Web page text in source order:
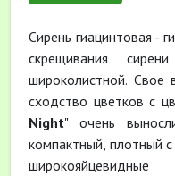
Сирень гиацинтовая -
скрещивания
широколистной. Свое
сходство цветков с
Night" очень
компактный, плотный с